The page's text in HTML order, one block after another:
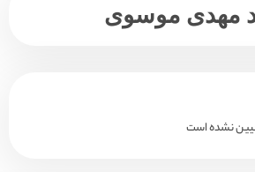
مهدی موسوی
نشده است